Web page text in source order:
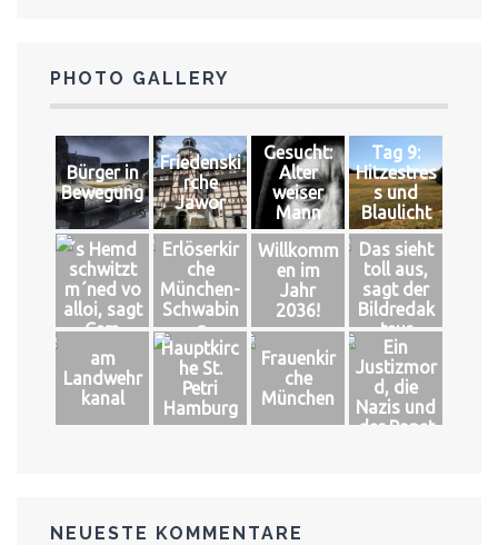
PHOTO GALLERY
Bürger in
Bewegung
Friedenski
rche
Jawor
Gesucht:
Alter
weiser
Mann
Tag 9:
Hitzestres
s und
Blaulicht
´s Hemd
schwitzt
m´ned vo
alloi, sagt
Cem
Erlöserkir
che
München-
Schwabin
g
Willkomm
en im
Jahr
2036!
Das sieht
toll aus,
sagt der
Bildredak
teur
am
Landwehr
kanal
Hauptkirc
he St.
Petri
Hamburg
Frauenkir
che
München
Ein
Justizmor
d, die
Nazis und
der Papst
NEUESTE KOMMENTARE